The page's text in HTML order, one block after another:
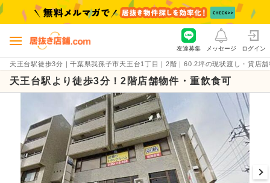
天王台駅徒歩3分｜千葉県我孫子市天王台1丁目｜2階｜60.2坪の現状渡し・貸店
友達募集 メッセージ ログイン
天王台駅より徒歩3分！2階店舗物件・重飲食可